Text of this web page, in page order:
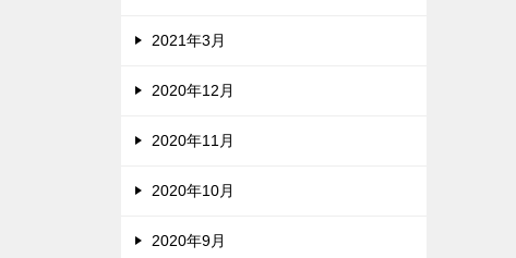
2021年3月
2020年12月
2020年11月
2020年10月
2020年9月